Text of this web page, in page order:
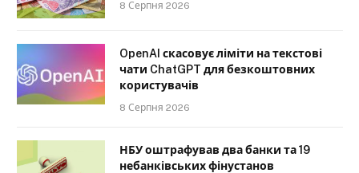
8 Серпня 2026
OpenAI скасовує ліміти на текстові
чати ChatGPT для безкоштовних
користувачів
8 Серпня 2026
НБУ оштрафував два банки та 19
небанківських фінустанов